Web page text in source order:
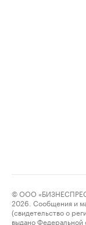
© ООО
2026. Сообщения и
(свидетельство о
выдано Федеральной